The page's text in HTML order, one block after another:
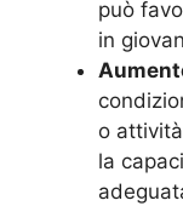
può
in
o
la